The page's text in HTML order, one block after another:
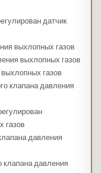
датчик
выхлопных газов
выхлопных газов
газов
клапана давления
газов
давления
клапана давления